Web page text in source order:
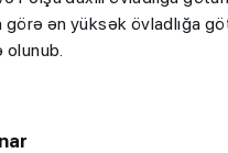
görə ən yüksək övladlığa
olunub.